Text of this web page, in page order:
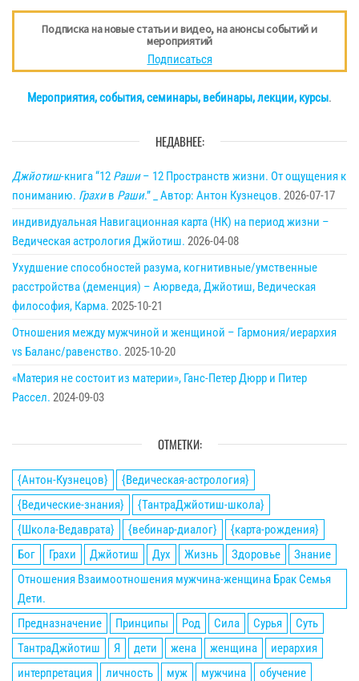
Подписка на новые статьи и видео, на анонсы событий и
мероприятий
Подписаться
Мероприятия, события, семинары, вебинары, лекции, курсы.
НЕДАВНЕЕ:
Джйотиш-книга “12 Раши– 12 Пространств жизни. От ощущения к
пониманию. Грахив Раши.” _ Автор: Антон Кузнецов. 2026-07-17
индивидуальная Навигационная карта (НК) на период жизни –
Ведическая астрология Джйотиш. 2026-04-08
Ухудшение способностей разума, когнитивные/умственные
расстройства (деменция) – Аюрведа, Джйотиш, Ведическая
философия, Карма. 2025-10-21
Отношения между мужчиной и женщиной – Гармония/иерархия
vs Баланс/равенство. 2025-10-20
«Материя не состоит из материи», Ганс-Петер Дюрр и Питер
Рассел. 2024-09-03
ОТМЕТКИ:
{Антон-Кузнецов}
{Ведическая-астрология}
{Ведические-знания}
{ТантраДжйотиш-школа}
{Школа-Ведаврата}
{вебинар-диалог}
{карта-рождения}
Бог
Грахи Джйотиш Дух Жизнь Здоровье
Знание
Отношения Взаимоотношения мужчина-женщина Брак Семья
Дети.
Предназначение
Принципы Род Сила Сурья
Суть
ТантраДжйотиш
Я дети жена женщина
иерархия
интерпретация
личность муж мужчина
обучение